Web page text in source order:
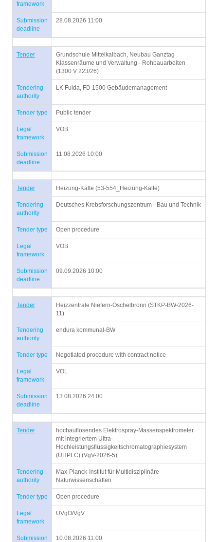
framework
Submission
deadline
28.08.2026 11:00
Tender
Grundschule Mittelkalbach, Neubau Ganztag
Klassenräume und Verwaltung - Rohbauarbeiten
(1300 V 223/26)
Tendering
authority
LK Fulda, FD 1500 Gebäudemanagement
Tender type Public tender
Legal
framework
VOB
Submission
deadline
11.08.2026 10:00
Tender Heizung-Kälte (53-554_Heizung-Kälte)
Tendering
authority
Deutsches Krebsforschungszentrum - Bau und Technik
Tender type Open procedure
Legal
framework
VOB
Submission
deadline
09.09.2026 10:00
Tender
Heizzentrale Niefern-Öschelbronn (STKP-BW-2026-
11)
Tendering
authority
endura kommunal-BW
Tender type Negotiated procedure with contract notice
Legal
framework
VOL
Submission
deadline
13.08.2026 24:00
Tender
hochauflösendes Elektrospray-Massenspektrometer
mit integriertem Ultra-
Hochleistungsflüssigkeitschromatographiesystem
(UHPLC) (VgV-2026-5)
Tendering
authority
Max-Planck-Institut für Multidisziplinäre
Naturwissenschaften
Tender type Open procedure
Legal
framework
UVgO/VgV
Submission
10.08.2026 11:00